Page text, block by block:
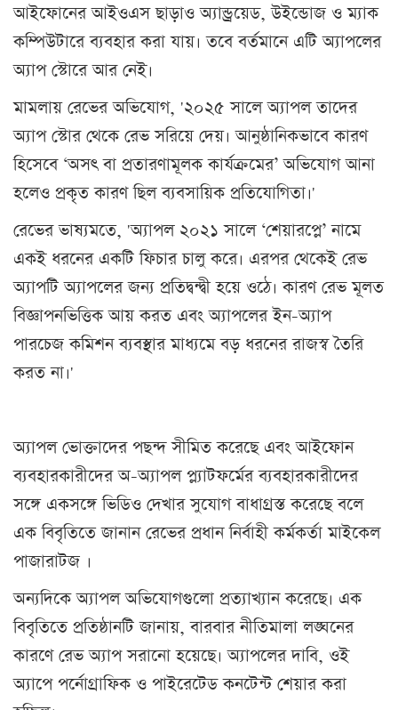
আইফোনের আইওএস ছাড়াও অ্যান্ড্রয়েড, উইন্ডোজ ও ম্যাক
কম্পিউটারে ব্যবহার করা যায়। তবে বর্তমানে এটি অ্যাপলের
অ্যাপ স্টোরে আর নেই।
মামলায় রেভের অভিযোগ, '২০২৫ সালে অ্যাপল তাদের
অ্যাপ স্টোর থেকে রেভ সরিয়ে দেয়। আনুষ্ঠানিকভাবে কারণ
হিসেবে ‘অসৎ বা প্রতারণামূলক কার্যক্রমের’ অভিযোগ আনা
হলেও প্রকৃত কারণ ছিল ব্যবসায়িক প্রতিযোগিতা।'
রেভের ভাষ্যমতে, 'অ্যাপল ২০২১ সালে ‘শেয়ারপ্লে’ নামে
একই ধরনের একটি ফিচার চালু করে। এরপর থেকেই রেভ
অ্যাপটি অ্যাপলের জন্য প্রতিদ্বন্দ্বী হয়ে ওঠে। কারণ রেভ মূলত
বিজ্ঞাপনভিত্তিক আয় করত এবং অ্যাপলের ইন-অ্যাপ
পারচেজ কমিশন ব্যবস্থার মাধ্যমে বড় ধরনের রাজস্ব তৈরি
করত না।'
অ্যাপল ভোক্তাদের পছন্দ সীমিত করেছে এবং আইফোন
ব্যবহারকারীদের অ-অ্যাপল প্ল্যাটফর্মের ব্যবহারকারীদের
সঙ্গে একসঙ্গে ভিডিও দেখার সুযোগ বাধাগ্রস্ত করেছে বলে
এক বিবৃতিতে জানান রেভের প্রধান নির্বাহী কর্মকর্তা মাইকেল
পাজারাটজ ।
অন্যদিকে অ্যাপল অভিযোগগুলো প্রত্যাখ্যান করেছে। এক
বিবৃতিতে প্রতিষ্ঠানটি জানায়, বারবার নীতিমালা লঙ্ঘনের
কারণে রেভ অ্যাপ সরানো হয়েছে। অ্যাপলের দাবি, ওই
অ্যাপে পর্নোগ্রাফিক ও পাইরেটেড কনটেন্ট শেয়ার করা